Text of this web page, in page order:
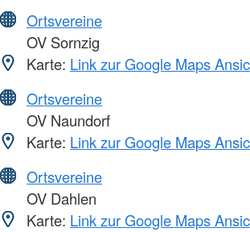
Ortsvereine
OV Sornzig
Karte: Link zur Google Maps
Ortsvereine
OV Naundorf
Karte: Link zur Google Maps
Ortsvereine
OV Dahlen
Karte: Link zur Google Maps